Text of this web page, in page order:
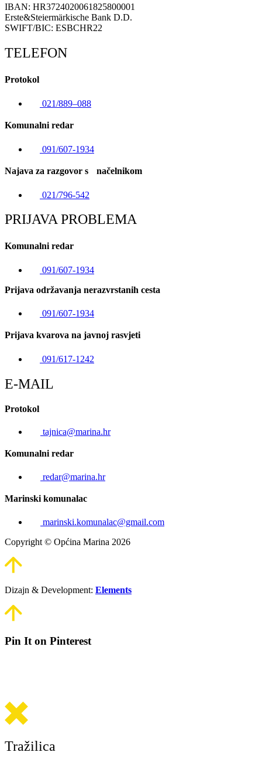
IBAN: HR3724020061825800001
Erste&Steiermärkische Bank D.D.
SWIFT/BIC: ESBCHR22
TELEFON
Protokol
021/889–088
Komunalni redar
091/607-1934
Najava za razgovor s načelnikom
021/796-542
PRIJAVA PROBLEMA
Komunalni redar
091/607-1934
Prijava održavanja nerazvrstanih cesta
091/607-1934
Prijava kvarova na javnoj rasvjeti
091/617-1242
E-MAIL
Protokol
tajnica@marina.hr
Komunalni redar
redar@marina.hr
Marinski komunalac
marinski.komunalac@gmail.com
Copyright © Općina Marina 2026
Dizajn & Development: Elements
Pin It on Pinterest
Tražilica